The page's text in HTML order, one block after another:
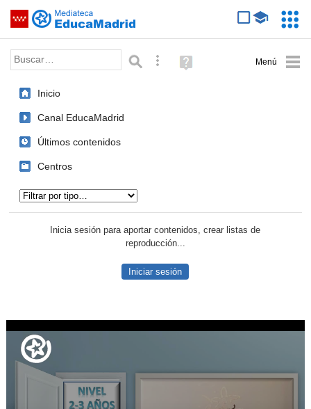
Saltar navegación
Palabra o frase: Búsqueda avanzada
Ayuda
(en
Inicio
Canal EducaMadrid
Últimos contenidos
Centros
Inicia sesión para aportar contenidos, crear listas de
reproducción...
Iniciar sesión